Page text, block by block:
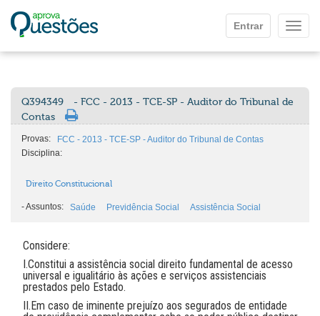
Entrar
Q394349
- FCC - 2013 - TCE-SP - Auditor do Tribunal de
Contas
Provas:
FCC - 2013 - TCE-SP - Auditor do Tribunal de Contas
Disciplina:
Direito Constitucional
-Assuntos: Saúde Previdência Social Assistência Social
Considere:
I.Constitui a assistência social direito fundamental de acesso
universal e igualitário às ações e serviços assistenciais
prestados pelo Estado.
II.Em caso de iminente prejuízo aos segurados de entidade